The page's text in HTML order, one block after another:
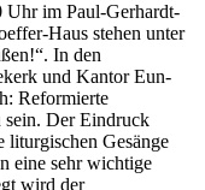
Uhr im Paul-Gerhardt-
Haus stehen unter
In den
und Kantor Eun-
Reformierte
sein. Der Eindruck
liturgischen Gesänge
eine sehr wichtige
wird der